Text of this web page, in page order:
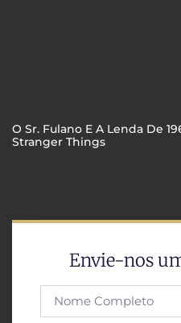
O Sr. Fulano E A Lenda De
Stranger Things
Envie-nos